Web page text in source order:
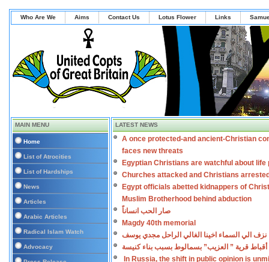
Who Are We Aims Contact Us Lotus Flower Links
MAIN MENU
Home
List of Atrocities
List of Hardships
News
Articles
Arabic Articles
Radical Islam Watch
Advocacy
LATEST NEWS
A once protected-and ancient-Christian
faces new threats
Egyptian Christians are watchful about life
Churches attacked and Christians
Egypt officials abetted kidnappers of
Muslim Brotherhood behind abduction
صار الحب انساناً
Magdy 40th memorial
نزف الي السماء اخينا الغالي الراحل مجدي يوسف
أقباط قرية ” العزيب” بسمالوط بسبب بناء كنيسة
In Russia, the shift in public opinion is